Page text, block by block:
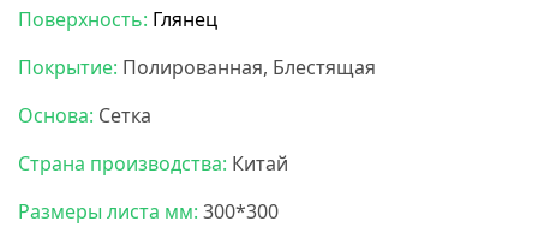
Поверхность: Глянец
Покрытие: Полированная, Блестящая
Основа: Сетка
Страна производства: Китай
Размеры листа мм: 300*300